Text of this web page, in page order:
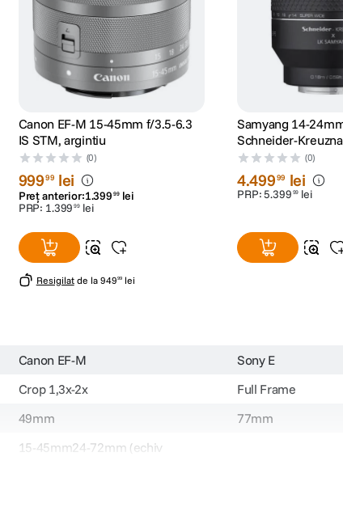
Canon EF-M 15-45mm f/3.5-6.3
IS STM, argintiu
(0)
99999 lei
Preț anterior:1.399 99 lei
PRP: 1.399 99 lei
Resigilat de la 94999 lei
Samyang 14-
Schneider-
Foto Mirrorless
(0)
4.49999 lei
PRP:5.399 99 lei
Canon EF-M Sony E
Crop 1,3x-2x Full Frame
49mm 77mm
15-45mm24-72mm (echiv